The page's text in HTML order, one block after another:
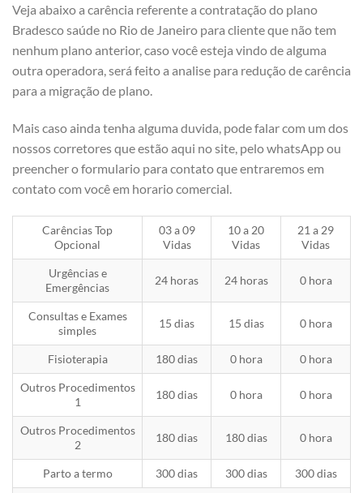
Veja abaixo a carência referente a contratação do plano
Bradesco saúde no Rio de Janeiro para cliente que não tem
nenhum plano anterior, caso você esteja vindo de alguma
outra operadora, será feito a analise para redução de carência
para a migração de plano.
Mais caso ainda tenha alguma duvida, pode falar com um dos
nossos corretores que estão aqui no site, pelo whatsApp ou
preencher o formulario para contato que entraremos em
contato com você em horario comercial.
Carências Top
Opcional
03 a 09
Vidas
10 a 20
Vidas
21 a 29
Vidas
Urgências e
Emergências
24 horas 24 horas 0 hora
Consultas e Exames
simples
15 dias 15 dias 0 hora
Fisioterapia 180 dias 0 hora 0 hora
Outros Procedimentos
1
180 dias 0 hora 0 hora
Outros Procedimentos
2
180 dias 180 dias 0 hora
Parto a termo 300 dias 300 dias 300 dias